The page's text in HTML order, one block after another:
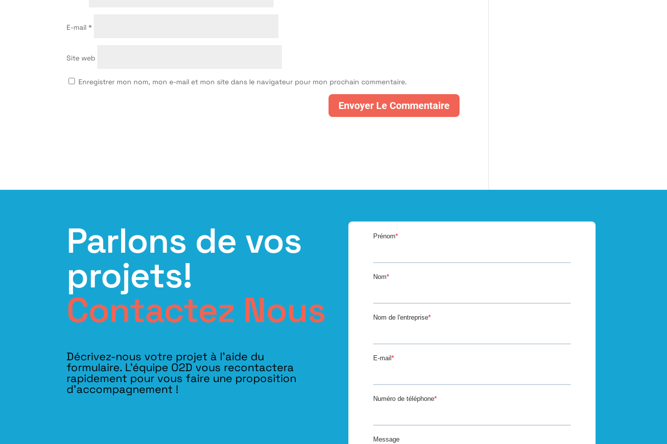
E-mail*
Site web
Enregistrer mon nom, mon e-mail et mon site dans le navigateur pour mon prochain commentaire.
Parlons de vos
projets!
Contactez Nous
Décrivez-nous votre projet à l’aide du
formulaire. L'équipe O2D vous recontactera
rapidement pour vous faire une proposition
d’accompagnement !